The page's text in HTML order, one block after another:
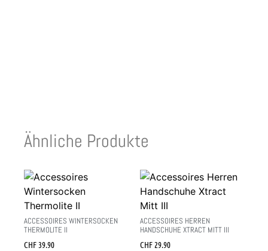
Ähnliche Produkte
ACCESSOIRES WINTERSOCKEN
THERMOLITE II
CHF39.90
ACCESSOIRES HERREN
HANDSCHUHE XTRACT MITT III
CHF29.90